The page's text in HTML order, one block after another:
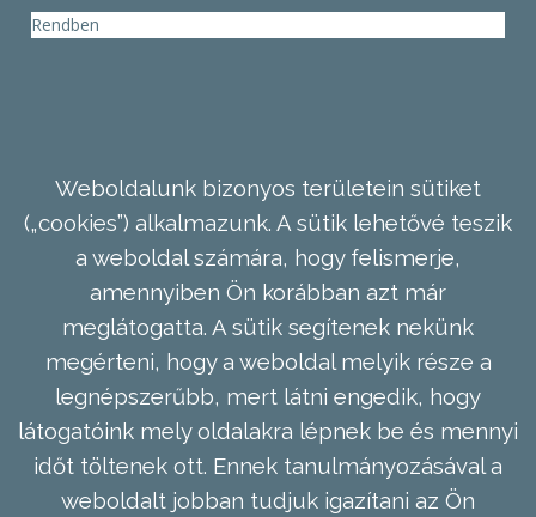
Rendben
Weboldalunk bizonyos területein sütiket
(„cookies”) alkalmazunk. A sütik lehetővé teszik
a weboldal számára, hogy felismerje,
amennyiben Ön korábban azt már
meglátogatta. A sütik segítenek nekünk
megérteni, hogy a weboldal melyik része a
legnépszerűbb, mert látni engedik, hogy
látogatóink mely oldalakra lépnek be és mennyi
időt töltenek ott. Ennek tanulmányozásával a
weboldalt jobban tudjuk igazítani az Ön